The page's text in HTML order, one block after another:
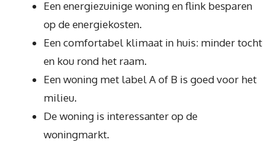
Een energiezuinige woning en flink besparen
op de energiekosten.
Een comfortabel klimaat in huis: minder tocht
en kou rond het raam.
Een woning met label A of B is goed voor het
milieu.
De woning is interessanter op de
woningmarkt.